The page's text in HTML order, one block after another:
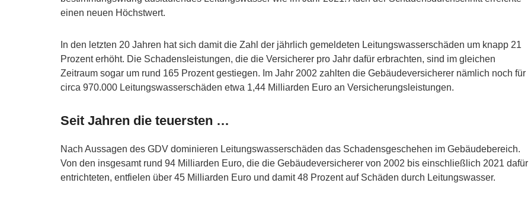
einen neuen Höchstwert.
In den letzten 20 Jahren hat sich damit die Zahl der jährlich gemeldeten Leitungswasserschäden um knapp 21
Prozent erhöht. Die Schadensleistungen, die die Versicherer pro Jahr dafür erbrachten, sind im gleichen
Zeitraum sogar um rund 165 Prozent gestiegen. Im Jahr 2002 zahlten die Gebäudeversicherer nämlich noch für
circa 970.000 Leitungswasserschäden etwa 1,44 Milliarden Euro an Versicherungsleistungen.
Seit Jahren die teuersten …
Nach Aussagen des GDV dominieren Leitungswasserschäden das Schadensgeschehen im Gebäudebereich.
Von den insgesamt rund 94 Milliarden Euro, die die Gebäudeversicherer von 2002 bis einschließlich 2021 dafür
entrichteten, entfielen über 45 Milliarden Euro und damit 48 Prozent auf Schäden durch Leitungswasser.